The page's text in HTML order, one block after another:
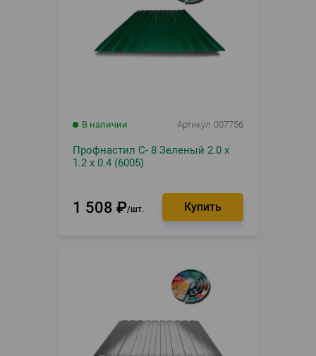
В наличии Артикул 007756
Профнастил С- 8 Зеленый 2.0 х
1.2 х 0.4 (6005)
1 508 ₽ шт.